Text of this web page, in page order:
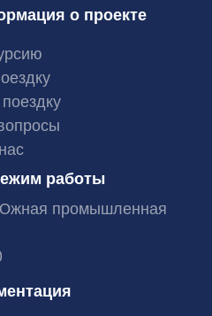
о проекте
работы
промышленная